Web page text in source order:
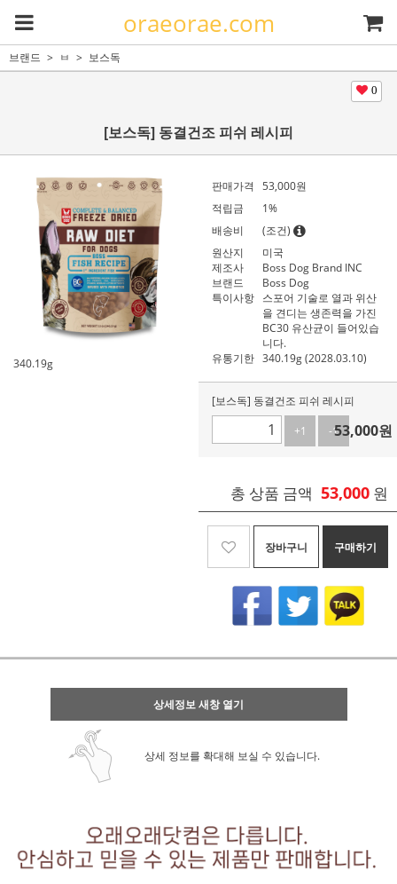
oraeorae.com
브랜드 ㅂ 보스독
0
[보스독] 동결건조 피쉬 레시피
340.19g
판매가격 53,000원
적립금
1%
배송비
(조건)
원산지
미국
제조사
Boss Dog Brand INC
브랜드
Boss Dog
특이사항 스포어 기술로 열과 위산
을 견디는 생존력을 가진
BC30 유산균이 들어있습
니다.
유통기한 340.19g (2028.03.10)
[보스독] 동결건조 피쉬 레시피
+1
-153,000원
총 상품 금액 53,000 원
장바구니 구매하기
상세정보 새창 열기
상세 정보를 확대해 보실 수 있습니다.